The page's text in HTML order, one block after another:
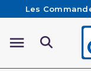
Les
sont
Besoin
Livraison